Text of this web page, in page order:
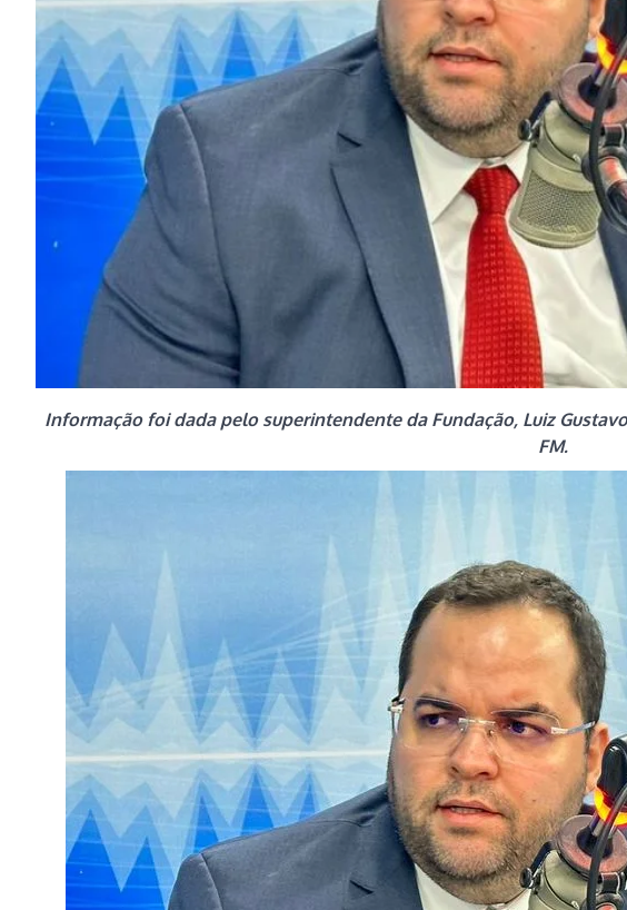
Informação foi dada pelo superintendente da Fundação, Luiz
FM.